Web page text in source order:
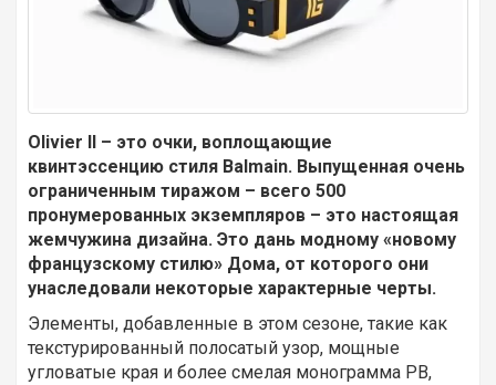
Olivier II – это очки, воплощающие
квинтэссенцию стиля Balmain. Выпущенная очень
ограниченным тиражом – всего 500
пронумерованных экземпляров – это настоящая
жемчужина дизайна. Это дань модному «новому
французскому стилю» Дома, от которого они
унаследовали некоторые характерные черты.
Элементы, добавленные в этом сезоне, такие как
текстурированный полосатый узор, мощные
угловатые края и более смелая монограмма PB,